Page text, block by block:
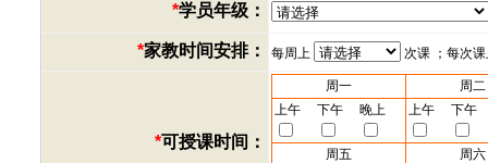
*学员年级：
*家教时间安排： 每周上 次课 ；每次
*可授课时间：
周一
周二
上午
下午 晚上 上午 下午
周五
周六